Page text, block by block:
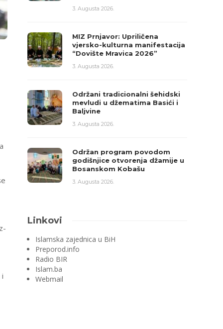
i
3. Augusta 2026.
MIZ Prnjavor: Upriličena
vjersko-kulturna manifestacija
“Dovište Mravica 2026”
3. Augusta 2026.
Održani tradicionalni šehidski
mevludi u džematima Basići i
Baljvine
3. Augusta 2026.
Održan program povodom
godišnjice otvorenja džamije u
Bosanskom Kobašu
3. Augusta 2026.
Linkovi
Islamska zajednica u BiH
Preporod.info
Radio BIR
Islam.ba
Webmail